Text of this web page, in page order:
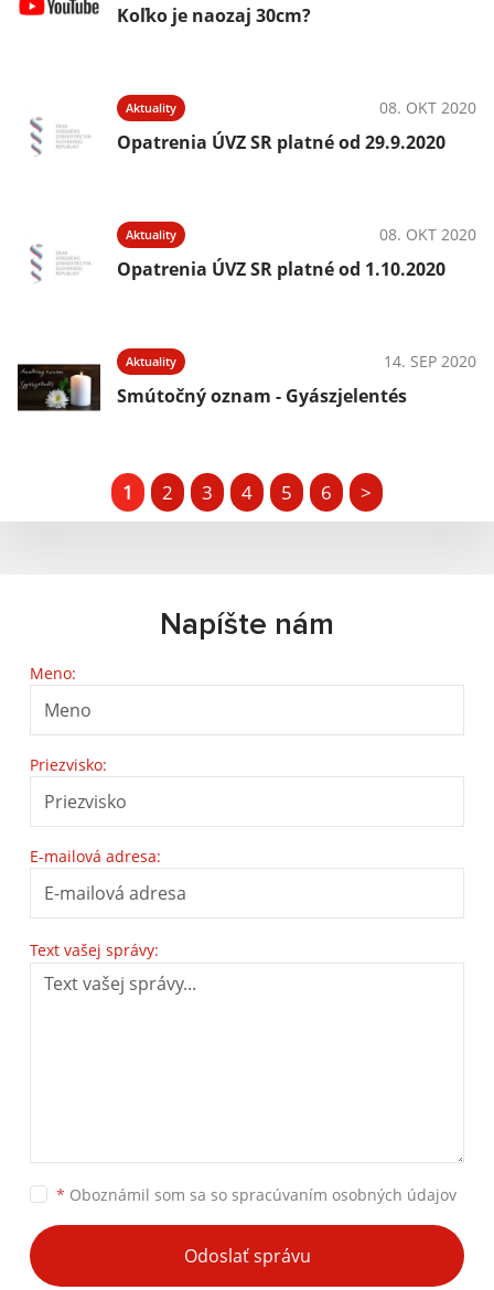
Koľko je naozaj 30cm?
Aktuality 08. OKT 2020
Opatrenia ÚVZ SR platné od 29.9.2020
Aktuality 08. OKT 2020
Opatrenia ÚVZ SR platné od 1.10.2020
Aktuality 14. SEP 2020
Smútočný oznam - Gyászjelentés
1 2 3 4 5 6 >
Napíšte nám
Meno:
Priezvisko:
E-mailová adresa:
Text vašej správy:
* Oboznámil som sa so spracúvaním osobných údajov
Odoslať správu